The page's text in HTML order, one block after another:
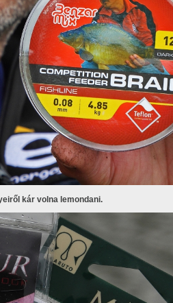
kár volna lemondani.